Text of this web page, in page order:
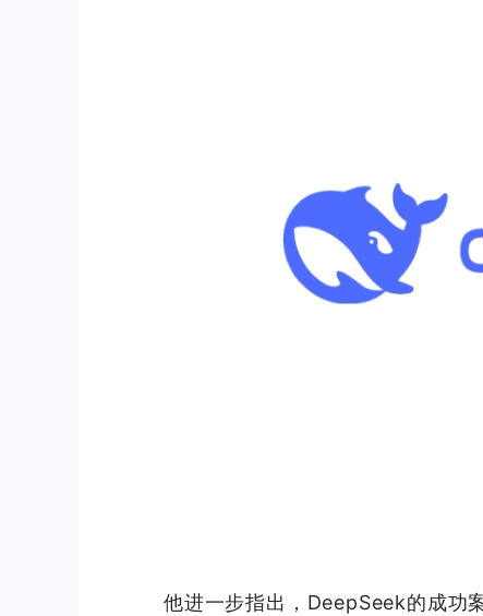
他进一步指出，DeepSeek的成功